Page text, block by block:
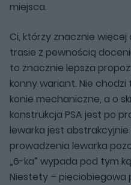
miejsca.
Ci, którzy znacznie
trasie z pewnością
to znacznie lepsza
konny wariant. Nie
konie mechaniczne, a o
konstrukcja PSA jest po
lewarka jest abstrakcyjnie
prowadzenia lewarka
„6-ka” wypada pod tym
Niestety – pięciobiegowa